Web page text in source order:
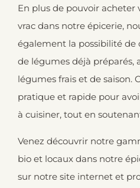
En plus de pouvoir acheter
vrac dans notre épicerie,
également la possibilité
de légumes déjà préparés,
légumes frais et de saison.
pratique et rapide pour
à cuisiner, tout en
Venez découvrir notre
bio et locaux dans notre
sur notre site internet et